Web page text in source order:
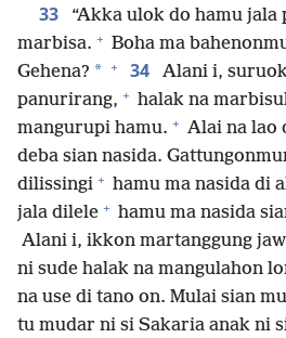
33
“Akka ulok do hamu
marbisa. + Boha ma
Gehena? * + 34
Alani i,
panurirang, + halak na
mangurupi hamu. + Alai na lao
deba sian nasida.
dilissingi + hamu ma nasida di
jala dilele + hamu ma nasida
Alani i, ikkon martanggung
ni sude halak na mangulahon
na use di tano on. Mulai sian
tu mudar ni si Sakaria anak ni